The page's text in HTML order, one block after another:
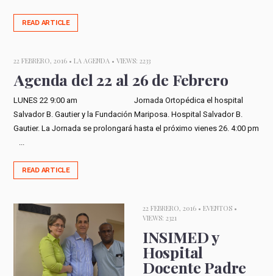
READ ARTICLE
22 FEBRERO, 2016 •LA AGENDA • VIEWS: 2233
Agenda del 22 al 26 de Febrero
LUNES 22 9:00 am Jornada Ortopédica el hospital
Salvador B. Gautier y la Fundación Mariposa. Hospital Salvador B.
Gautier. La Jornada se prolongará hasta el próximo vienes 26. 4:00 pm
READ ARTICLE
22 FEBRERO, 2016 • EVENTOS•
VIEWS: 2321
INSIMED y
Hospital
Docente Padre